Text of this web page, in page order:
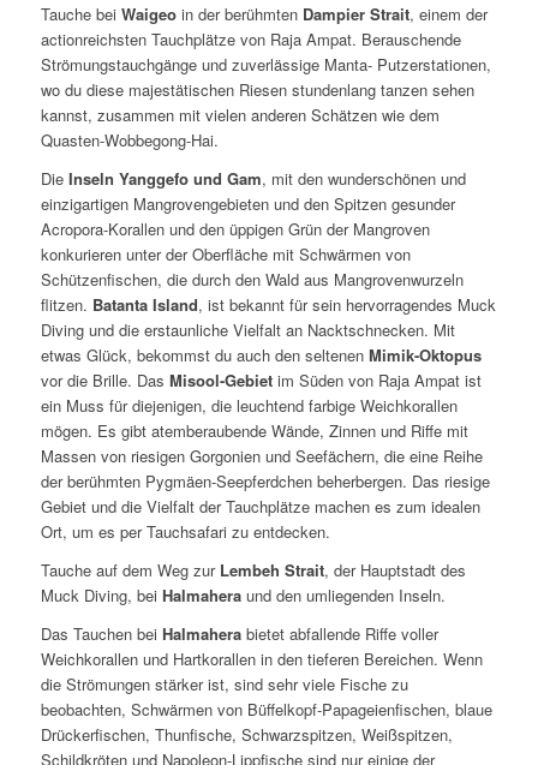
Tauche bei Waigeoin der berühmten Dampier Strait, einem der
actionreichsten Tauchplätze von Raja Ampat. Berauschende
Strömungstauchgänge und zuverlässige Manta- Putzerstationen,
wo du diese majestätischen Riesen stundenlang tanzen sehen
kannst, zusammen mit vielen anderen Schätzen wie dem
Quasten-Wobbegong-Hai.
Die Inseln Yanggefo und Gam, mit den wunderschönen und
einzigartigen Mangrovengebieten und den Spitzen gesunder
Acropora-Korallen und den üppigen Grün der Mangroven
konkurieren unter der Oberfläche mit Schwärmen von
Schützenfischen, die durch den Wald aus Mangrovenwurzeln
flitzen. Batanta Island, ist bekannt für sein hervorragendes Muck
Diving und die erstaunliche Vielfalt an Nacktschnecken. Mit
etwas Glück, bekommst du auch den seltenen Mimik-Oktopus
vor die Brille. Das Misool-Gebietim Süden von Raja Ampat ist
ein Muss für diejenigen, die leuchtend farbige Weichkorallen
mögen. Es gibt atemberaubende Wände, Zinnen und Riffe mit
Massen von riesigen Gorgonien und Seefächern, die eine Reihe
der berühmten Pygmäen-Seepferdchen beherbergen. Das riesige
Gebiet und die Vielfalt der Tauchplätze machen es zum idealen
Ort, um es per Tauchsafari zu entdecken.
Tauche auf dem Weg zur Lembeh Strait, der Hauptstadt des
Muck Diving, bei Halmaheraund den umliegenden Inseln.
Das Tauchen bei Halmahera bietet abfallende Riffe voller
Weichkorallen und Hartkorallen in den tieferen Bereichen. Wenn
die Strömungen stärker ist, sind sehr viele Fische zu
beobachten, Schwärmen von Büffelkopf-Papageienfischen, blaue
Drückerfischen, Thunfische, Schwarzspitzen, Weißspitzen,
Schildkröten und Napoleon-Lippfische sind nur einige der